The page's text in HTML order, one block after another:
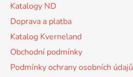
ý
Katalogy ND
Doprava a platba
Katalog Kverneland
Obchodní podmínky
Podmínky ochrany osobních údajů